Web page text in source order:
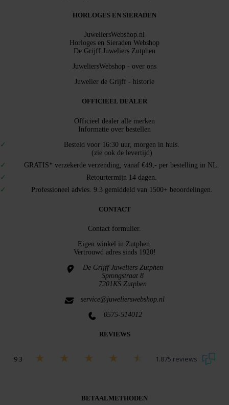
HORLOGES EN SIERADEN
JuweliersWebshop.nl
Horloges en Sieraden Webshop
De Grijff Juweliers Zutphen
JuweliersWebshop - over ons
Juwelier de Grijff - historie
OFFICIEEL DEALER
Officieel dealer alle merken
Informatie over bestellen
Besteld voor 16:30 uur, morgen in huis.
(zie ook de levertijd)
GRATIS* verzekerde verzending, vanaf €49,- per bestelling in NL.
Retourtermijn 14 dagen.
Professioneel advies. 9.3 gemiddeld van 1500+ beoordelingen.
CONTACT
Contact formulier.
Eigen winkel in Zutphen
Vertrouwd adres sinds 1920!
De Grijff Juweliers Zutphen
Sprongstraat 8
7201KS Zutphen
service@juwelierswebshop.nl
0575-514012
REVIEWS
9.3 1.875 reviews
BETAALMETHODEN